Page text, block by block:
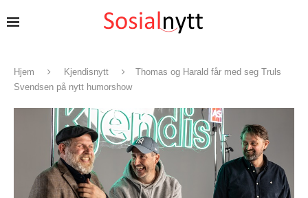
Hjem Kjendisnytt
Thomas og Harald får med seg Truls
Svendsen på nytt humorshow